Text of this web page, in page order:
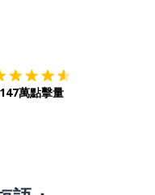
147萬點擊量